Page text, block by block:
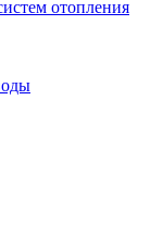
отопления